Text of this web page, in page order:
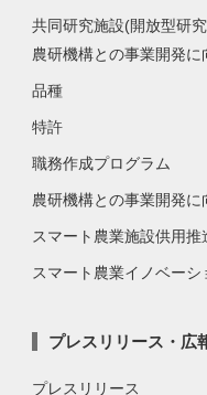
共同研究施設(開放型研
農研機構との事業開発に
品種
特許
職務作成プログラム
農研機構との事業開発に
スマート農業施設供用推
スマート農業イノベー
プレスリリース・広
プレスリリース